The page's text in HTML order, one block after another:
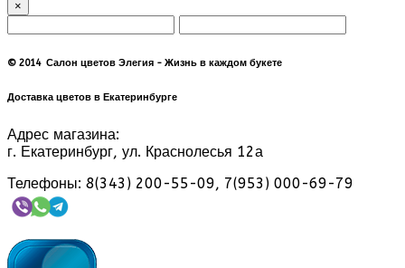
×
© 2014 Салон цветов Элегия - Жизнь в каждом букете
Доставка цветов в Екатеринбурге
Адрес магазина:
г. Екатеринбург, ул. Краснолесья 12а
Телефоны: 8(343) 200-55-09, 7(953) 000-69-79